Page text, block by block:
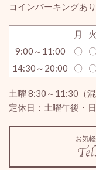
コインパーキングあ
月 火
9:00～11:00
〇
14:30～20:00
〇
土曜 8:30～11:30（
定休日：土曜午後
お気